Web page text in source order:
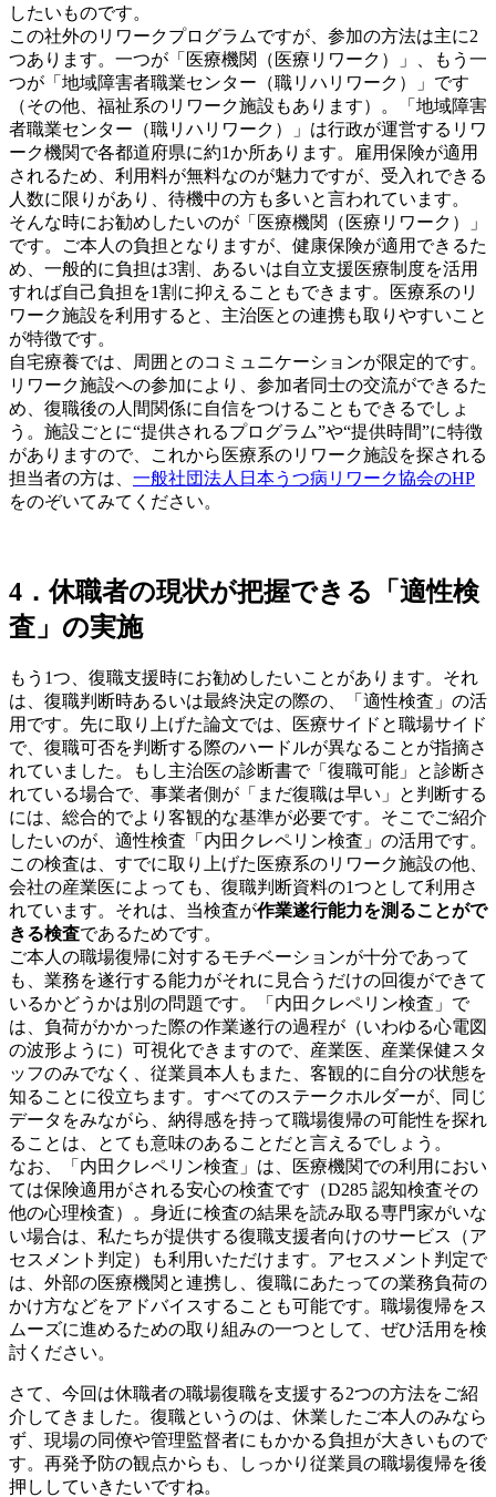
したいものです。
この社外のリワークプログラムですが、参加の方法は主に2
つあります。一つが「医療機関（医療リワーク）」、もう一
つが「地域障害者職業センター（職リハリワーク）」です
（その他、福祉系のリワーク施設もあります）。「地域障害
者職業センター（職リハリワーク）」は行政が運営するリワ
ーク機関で各都道府県に約1か所あります。雇用保険が適用
されるため、利用料が無料なのが魅力ですが、受入れできる
人数に限りがあり、待機中の方も多いと言われています。
そんな時にお勧めしたいのが「医療機関（医療リワーク）」
です。ご本人の負担となりますが、健康保険が適用できるた
め、一般的に負担は3割、あるいは自立支援医療制度を活用
すれば自己負担を1割に抑えることもできます。医療系のリ
ワーク施設を利用すると、主治医との連携も取りやすいこと
が特徴です。
自宅療養では、周囲とのコミュニケーションが限定的です。
リワーク施設への参加により、参加者同士の交流ができるた
め、復職後の人間関係に自信をつけることもできるでしょ
う。施設ごとに“提供されるプログラム”や“提供時間”に特徴
がありますので、これから医療系のリワーク施設を探される
担当者の方は、 一般社団法人日本うつ病リワーク協会のHP
をのぞいてみてください。
4．休職者の現状が把握できる「適性検
査」の実施
もう1つ、復職支援時にお勧めしたいことがあります。それ
は、復職判断時あるいは最終決定の際の、「適性検査」の活
用です。先に取り上げた論文では、医療サイドと職場サイド
で、復職可否を判断する際のハードルが異なることが指摘さ
れていました。もし主治医の診断書で「復職可能」と診断さ
れている場合で、事業者側が「まだ復職は早い」と判断する
には、総合的でより客観的な基準が必要です。そこでご紹介
したいのが、適性検査「内田クレペリン検査」の活用です。
この検査は、すでに取り上げた医療系のリワーク施設の他、
会社の産業医によっても、復職判断資料の1つとして利用さ
れています。それは、当検査が作業遂行能力を測ることがで
きる検査であるためです。
ご本人の職場復帰に対するモチベーションが十分であって
も、業務を遂行する能力がそれに見合うだけの回復ができて
いるかどうかは別の問題です。「内田クレペリン検査」で
は、負荷がかかった際の作業遂行の過程が（いわゆる心電図
の波形ように）可視化できますので、産業医、産業保健スタ
ッフのみでなく、従業員本人もまた、客観的に自分の状態を
知ることに役立ちます。すべてのステークホルダーが、同じ
データをみながら、納得感を持って職場復帰の可能性を探れ
ることは、とても意味のあることだと言えるでしょう。
なお、「内田クレペリン検査」は、医療機関での利用におい
ては保険適用がされる安心の検査です（D285 認知検査その
他の心理検査）。身近に検査の結果を読み取る専門家がいな
い場合は、私たちが提供する復職支援者向けのサービス（ア
セスメント判定）も利用いただけます。アセスメント判定で
は、外部の医療機関と連携し、復職にあたっての業務負荷の
かけ方などをアドバイスすることも可能です。職場復帰をス
ムーズに進めるための取り組みの一つとして、ぜひ活用を検
討ください。
さて、今回は休職者の職場復職を支援する2つの方法をご紹
介してきました。復職というのは、休業したご本人のみなら
ず、現場の同僚や管理監督者にもかかる負担が大きいもので
す。再発予防の観点からも、しっかり従業員の職場復帰を後
押ししていきたいですね。